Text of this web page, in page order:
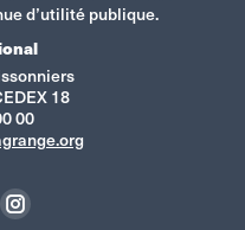
d’utilité publique.
18
00
La